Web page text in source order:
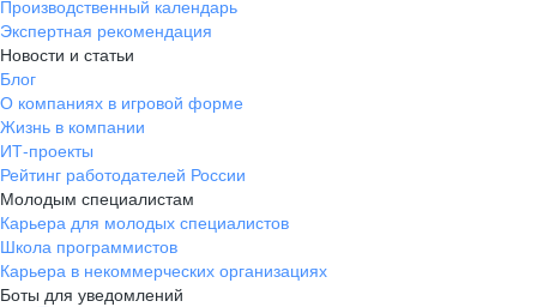
Производственный календарь
Экспертная рекомендация
Новости и статьи
Блог
О компаниях в игровой форме
Жизнь в компании
ИТ-проекты
Рейтинг работодателей России
Молодым специалистам
Карьера для молодых специалистов
Школа программистов
Карьера в некоммерческих организациях
Боты для уведомлений